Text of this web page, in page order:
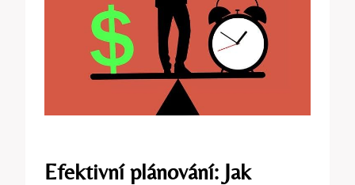
Efektivní plánování: Jak